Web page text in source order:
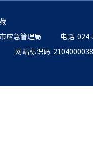
应急管理局
电话:
网站标识码: 2104000038